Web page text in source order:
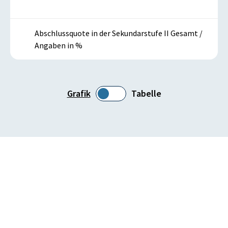
Grafik Tabelle
Abschlussquote in der Sekundarstufe II Gesamt /
Angaben in %